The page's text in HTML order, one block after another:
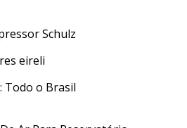
eireli
Todo o Brasil